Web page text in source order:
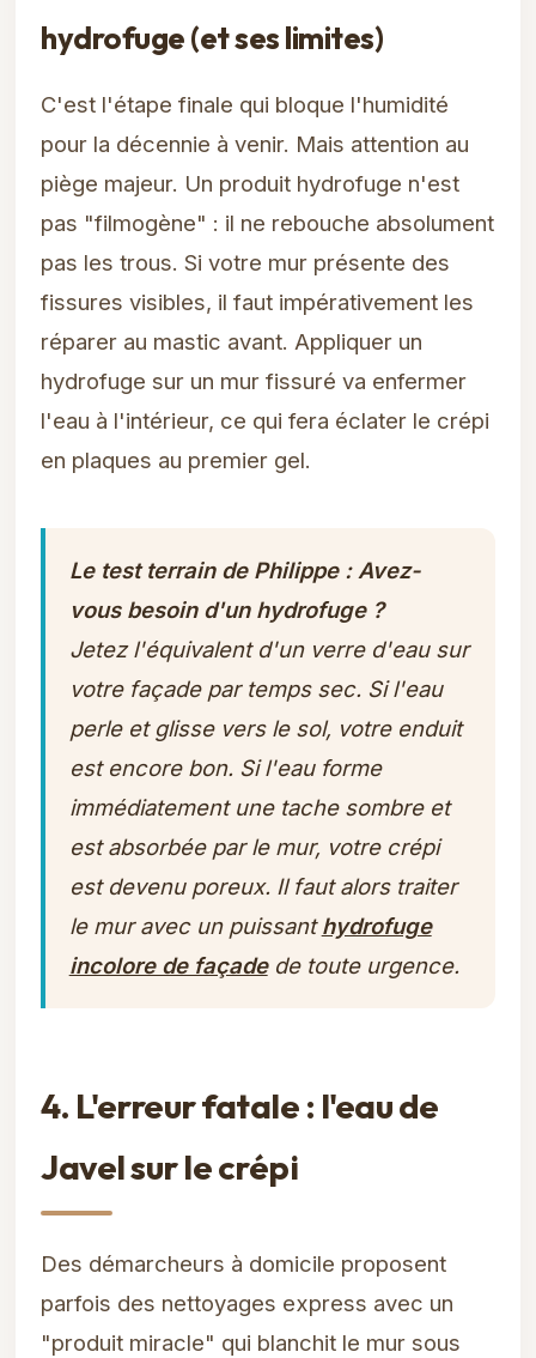
hydrofuge (et ses limites)
C'est l'étape finale qui bloque l'humidité
pour la décennie à venir. Mais attention au
piège majeur. Un produit hydrofuge n'est
pas "filmogène" : il ne rebouche absolument
pas les trous. Si votre mur présente des
fissures visibles, il faut impérativement les
réparer au mastic avant. Appliquer un
hydrofuge sur un mur fissuré va enfermer
l'eau à l'intérieur, ce qui fera éclater le crépi
en plaques au premier gel.
Le test terrain de Philippe : Avez-
vous besoin d'un hydrofuge ?
Jetez l'équivalent d'un verre d'eau sur
votre façade par temps sec. Si l'eau
perle et glisse vers le sol, votre enduit
est encore bon. Si l'eau forme
immédiatement une tache sombre et
est absorbée par le mur, votre crépi
est devenu poreux. Il faut alors traiter
le mur avec un puissanthydrofuge
incolore de façadede toute urgence.
4. L'erreur fatale : l'eau de
Javel sur le crépi
Des démarcheurs à domicile proposent
parfois des nettoyages express avec un
"produit miracle" qui blanchit le mur sous